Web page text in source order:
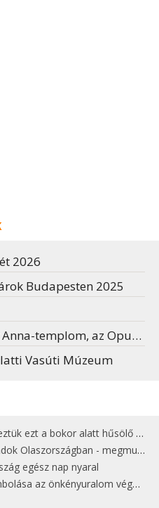
2026
Budapesten 2025
az Opus Dei központja
Vasúti Múzeum
bokor alatt hűsölő cicát Kisorosziban
- megmutatjuk a 15 legjobbat
egész nap nyaral
az önkényuralom végét jelentette